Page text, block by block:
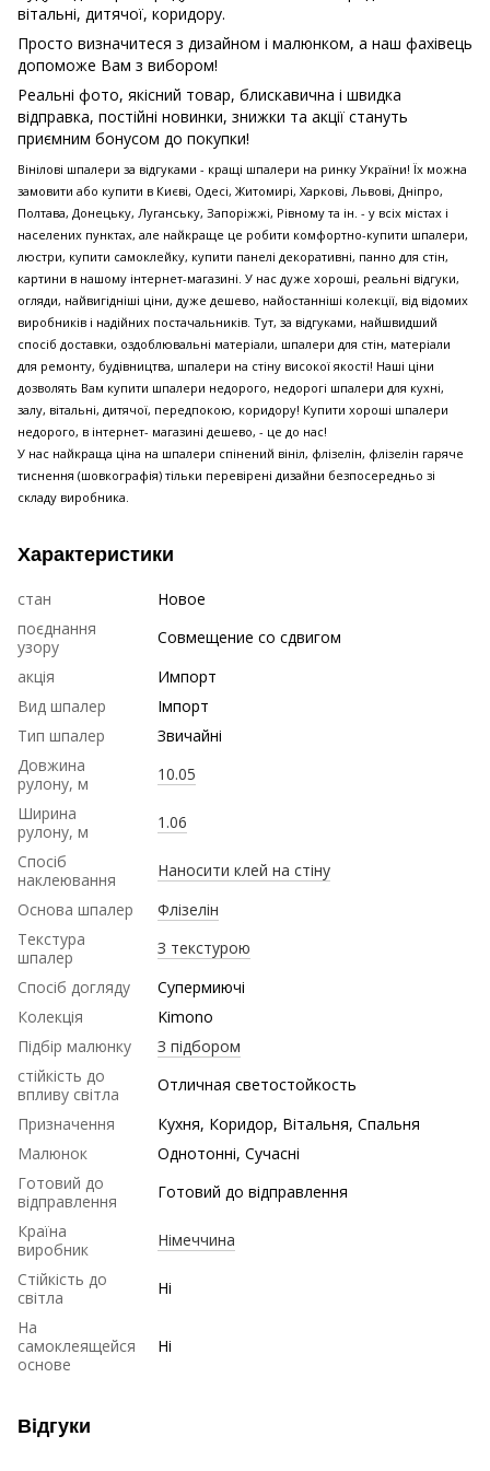
вітальні, дитячої, коридору.
Просто визначитеся з дизайном і малюнком, а наш фахівець
допоможе Вам з вибором!
Реальні фото, якісний товар, блискавична і швидка
відправка, постійні новинки, знижки та акції стануть
приємним бонусом до покупки!
Вінілові шпалери за відгуками - кращі шпалери на ринку України! Їх можна
замовити або купити в Києві, Одесі, Житомирі, Харкові, Львові, Дніпро,
Полтава, Донецьку, Луганську, Запоріжжі, Рівному та ін. - у всіх містах і
населених пунктах, але найкраще це робити комфортно-купити шпалери,
люстри, купити самоклейку, купити панелі декоративні, панно для стін,
картини в нашому інтернет-магазині. У нас дуже хороші, реальні відгуки,
огляди, найвигідніші ціни, дуже дешево, найостанніші колекції, від відомих
виробників і надійних постачальників. Тут, за відгуками, найшвидший
спосіб доставки, оздоблювальні матеріали, шпалери для стін, матеріали
для ремонту, будівництва, шпалери на стіну високої якості! Наші ціни
дозволять Вам купити шпалери недорого, недорогі шпалери для кухні,
залу, вітальні, дитячої, передпокою, коридору! Купити хороші шпалери
недорого, в інтернет- магазині дешево, - це до нас!
У нас найкраща ціна на шпалери спінений вініл, флізелін, флізелін гаряче
тиснення (шовкографія) тільки перевірені дизайни безпосередньо зі
складу виробника.
Характеристики
стан
Новое
поєднання
узору
Совмещение со сдвигом
акція
Импорт
Вид шпалер
Імпорт
Тип шпалер
Звичайні
Довжина
рулону, м
10.05
Ширина
рулону, м
1.06
Спосіб
наклеювання
Наносити клей на стіну
Основа шпалер
Флізелін
Текстура
шпалер
З текстурою
Спосіб догляду
Супермиючі
Колекція
Kimono
Підбір малюнку
З підбором
стійкість до
впливу світла
Отличная светостойкость
Призначення
Кухня, Коридор, Вітальня, Спальня
Малюнок
Однотонні, Сучасні
Готовий до
відправлення
Готовий до відправлення
Країна
виробник
Німеччина
Стійкість до
світла
Ні
На
самоклеящейся
основе
Ні
Відгуки